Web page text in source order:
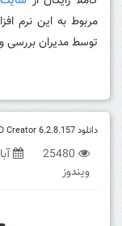
مربوط به این نرم
توسط مدیران بررسی
دانلود Aimersoft DVD Creator 6.2.8.157 نرم افزار رایت دی وی دی
25480 آبان
ویندوز